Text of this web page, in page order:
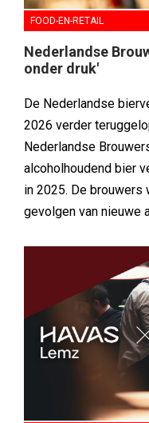
FOOD-EN-RETAIL
Nederlandse
onder druk'
De Nederlandse
2026 verder
Nederlandse
alcoholhoudend bier
in 2025. De brouwers
gevolgen van nieuwe